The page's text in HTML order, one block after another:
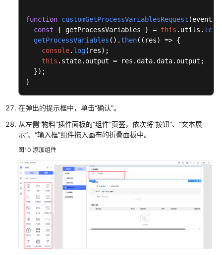
用
线
引
用
户
指
最
佳
发
function customGetProcessVariablesRequest (event
const { getProcessVariables } = this . utils .
getProcessVariables ().then( ( res) => {
console. log(res);
this . state. output = res. data. data. output ;
  });
}
在弹出的提示框中，单击“确认”。
从左侧“物料”插件面板的“组件”页签，依次将“按钮”、 “文本展
示”、 “输入框”组件拖入画布的折叠面板中。
图10 添加组件